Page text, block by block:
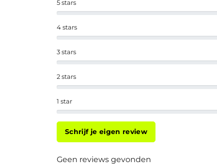
1 star
2 stars
3 stars
4 stars
5 stars
Schrijf je eigen review
Geen reviews gevonden